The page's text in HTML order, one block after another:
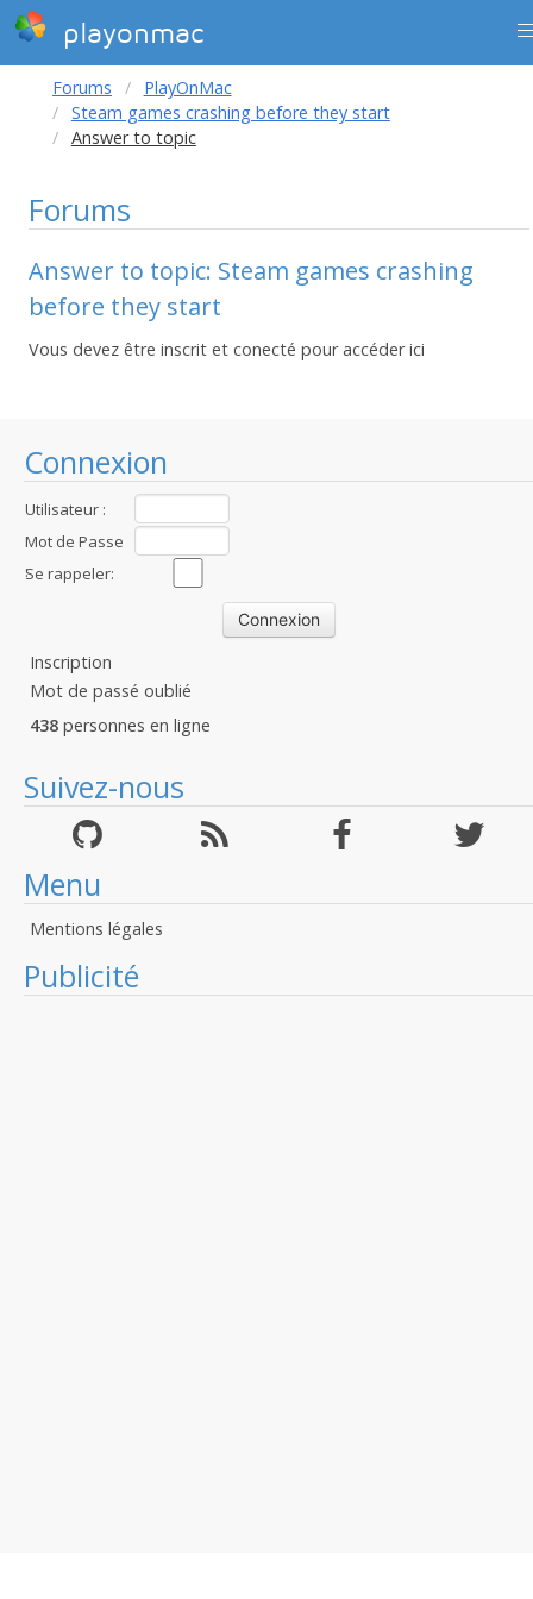
playonmac
Connexion
Utilisateur :
Mot de Passe
:Se rappeler:
Inscription
Mot de passé oublié
438 personnes en ligne
Suivez-nous
Menu
Mentions légales
Publicité
Forums
PlayOnMac
Steam games crashing before they start
Answer to topic
Forums
Answer to topic: Steam games crashing
before they start
Vous devez être inscrit et conecté pour accéder ici